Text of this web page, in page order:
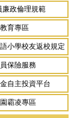
廉政倫理規範
育專區
小學校友返校規定
保險服務
自主投資平台
霸凌專區